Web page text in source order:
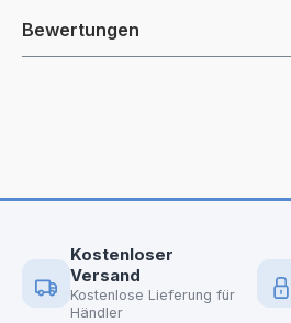
Bewertungen
Kostenloser
Versand
Kostenlose Lieferung für
Händler